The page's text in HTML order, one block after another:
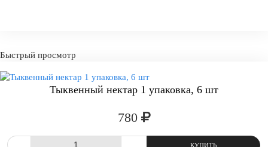
- +
Быстрый просмотр
Тыквенный нектар 1 упаковка, 6 шт
780